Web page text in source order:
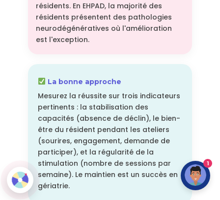
résidents. En EHPAD, la majorité des
résidents présentent des pathologies
neurodégénératives où l'amélioration
est l'exception.
La bonne approche
Mesurez la réussite sur trois indicateurs
pertinents : la stabilisation des
capacités (absence de déclin), le bien-
être du résident pendant les ateliers
(sourires, engagement, demande de
participer), et la régularité de la
stimulation (nombre de sessions par
semaine). Le maintien est un succès en
gériatrie.
1